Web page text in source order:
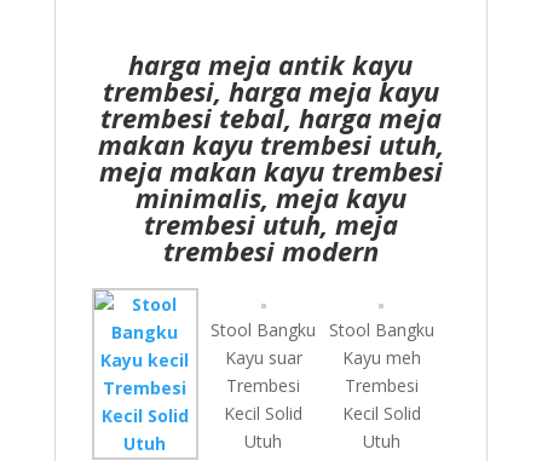
harga meja antik kayu
trembesi, harga meja kayu
trembesi tebal, harga meja
makan kayu trembesi utuh,
meja makan kayu trembesi
minimalis, meja kayu
trembesi utuh, meja
trembesi modern
Stool Bangku
Kayu suar
Trembesi
Kecil Solid
Utuh
Stool Bangku
Kayu meh
Trembesi
Kecil Solid
Utuh